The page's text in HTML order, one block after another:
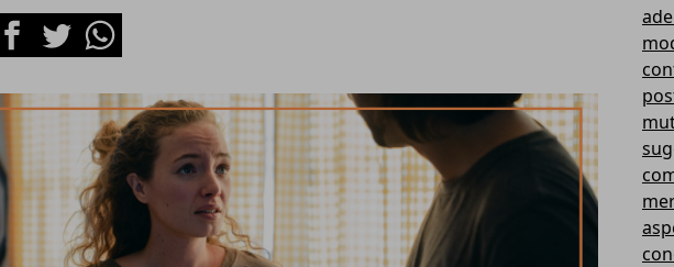
FacebookTwitterWhatsapp